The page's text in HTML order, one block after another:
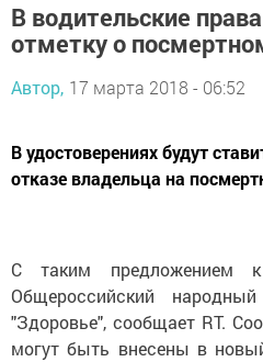
В водительские
отметку о
Автор, 17 марта 2018 - 06:52
В удостоверениях будут
отказе владельца на
С таким предложением
Общероссийский
"Здоровье", сообщает RT.
могут быть внесены в